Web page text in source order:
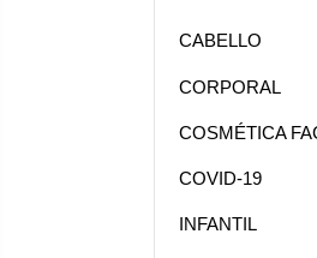
CABELLO
CORPORAL
COSMÉTICA
COVID-19
INFANTIL